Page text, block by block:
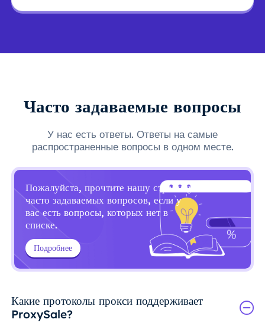
Часто задаваемые вопросы
У нас есть ответы. Ответы на самые
распространенные вопросы в одном месте.
Пожалуйста, прочтите нашу страницу
часто задаваемых вопросов, если у
вас есть вопросы, которых нет в
списке.
Подробнее
Какие протоколы прокси поддерживает
ProxySale?